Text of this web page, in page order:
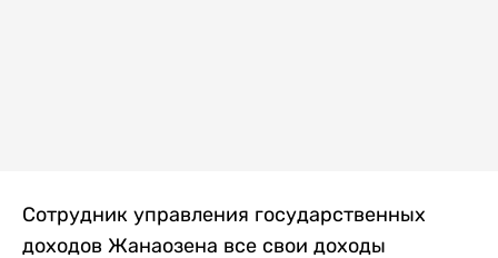
Сотрудник управления государственных
доходов Жанаозена все свои доходы